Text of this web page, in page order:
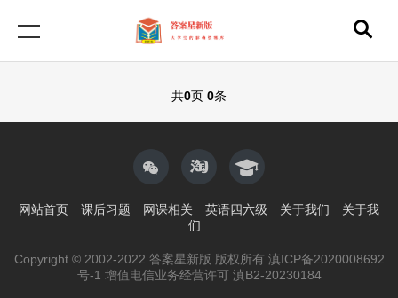
共0页 0条
网站首页 课后习题 网课相关 英语四六级 关于我们
关于我
们
Copyright © 2002-2022 答案星新版 版权所有 滇ICP备2020008692
号-1 增值电信业务经营许可 滇B2-20230184